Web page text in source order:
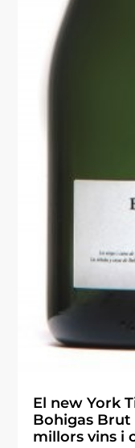
El new York
Bohigas
millors vins i